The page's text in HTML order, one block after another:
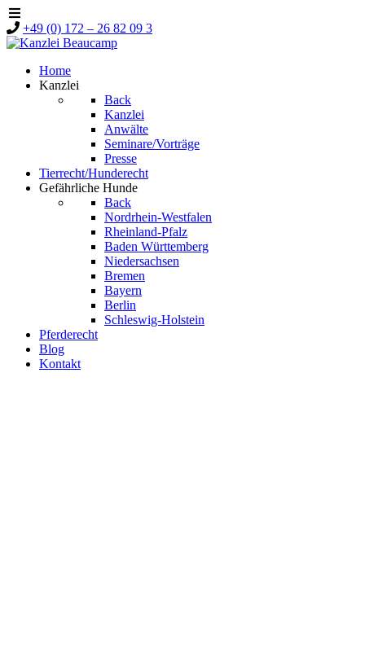
+49 (0) 172 – 26 82 09 3
Home
Kanzlei
Back
Kanzlei
Anwälte
Seminare/Vorträge
Presse
Tierrecht/Hunderecht
Gefährliche Hunde
Back
Nordrhein-Westfalen
Rheinland-Pfalz
Baden Württemberg
Niedersachsen
Bremen
Bayern
Berlin
Schleswig-Holstein
Pferderecht
Blog
Kontakt